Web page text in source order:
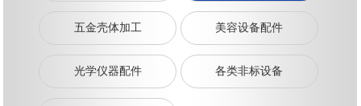
五金壳体加工 美容设备配件
光学仪器配件 各类非标设备